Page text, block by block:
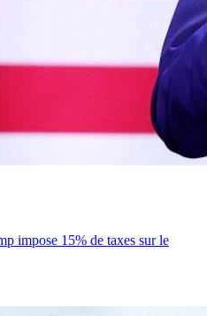
impose 15% de taxes sur le